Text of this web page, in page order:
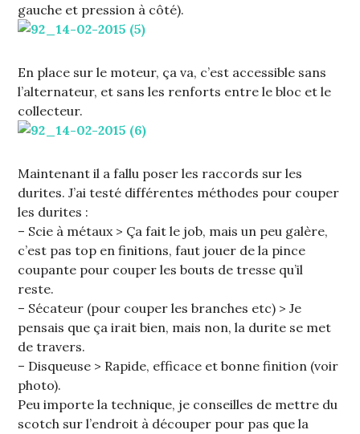
gauche et pression à côté).
En place sur le moteur, ça va, c’est accessible sans
l’alternateur, et sans les renforts entre le bloc et le
collecteur.
Maintenant il a fallu poser les raccords sur les
durites. J’ai testé différentes méthodes pour couper
les durites :
– Scie à métaux > Ça fait le job, mais un peu galère,
c’est pas top en finitions, faut jouer de la pince
coupante pour couper les bouts de tresse qu’il
reste.
– Sécateur (pour couper les branches etc) > Je
pensais que ça irait bien, mais non, la durite se met
de travers.
– Disqueuse > Rapide, efficace et bonne finition (voir
photo).
Peu importe la technique, je conseilles de mettre du
scotch sur l’endroit à découper pour pas que la